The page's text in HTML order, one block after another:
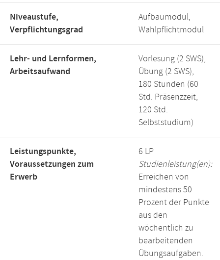
Niveaustufe,
Verpflichtungsgrad
Aufbaumodul,
Wahlpflichtmodul
Lehr- und Lernformen,
Arbeitsaufwand
Vorlesung (2 SWS),
Übung (2 SWS),
180 Stunden (60
Std. Präsenzzeit,
120 Std.
Selbststudium)
Leistungspunkte,
Voraussetzungen zum
Erwerb
6 LP
Studienleistung(en):
Erreichen von
mindestens 50
Prozent der Punkte
aus den
wöchentlich zu
bearbeitenden
Übungsaufgaben.